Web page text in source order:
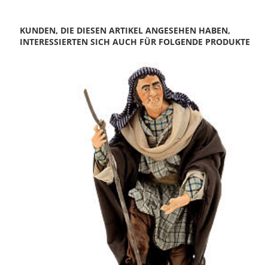
KUNDEN, DIE DIESEN ARTIKEL ANGESEHEN HABEN,
INTERESSIERTEN SICH AUCH FÜR FOLGENDE PRODUKTE